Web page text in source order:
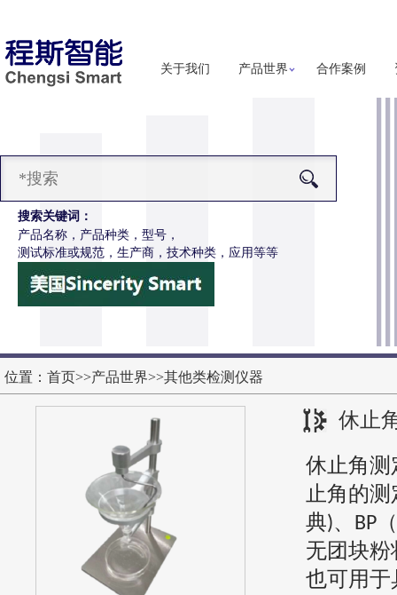
关于我们 产品世界 合作案例
搜索关键词：
产品名称，产品种类，型号，
测试标准或规范，生产商，技术种类，应用等等
高配款噬菌体穿透抗渗透测试仪
位置： 首页>>产品世界>>其他类检测仪器
休止
休止角测
止角的
典)、 BP
无团块
也可用于